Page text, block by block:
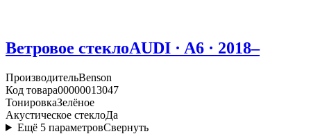
Ветровое стеклоAUDI · A6 · 2018–
ПроизводительBenson
Код товара00000013047
ТонировкаЗелёное
Акустическое стеклоДа
Ещё 5 параметровСвернуть